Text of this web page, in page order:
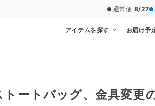
通常便 8/27
アイテムを探す お届け予
ートバッグ、金具変更